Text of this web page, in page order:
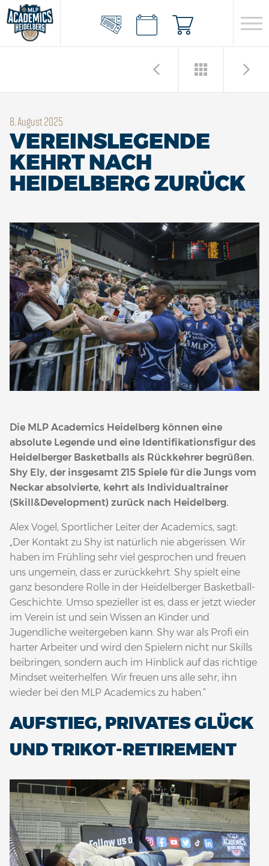
8. August 2025
VEREINSLEGENDE
KEHRT NACH
HEIDELBERG ZURÜCK
Die MLP Academics Heidelberg können eine
absolute Legende und eine Identifikationsfigur des
Heidelberger Basketballs als Rückkehrer begrüßen.
Shy Ely, der insgesamt 215 Spiele für die Jungs vom
Neckar absolvierte, kehrt als Individualtrainer
(Skill&Development) zurück nach Heidelberg.
Alex Vogel, Sportlicher Leiter der Academics, sagt:
„Der Kontakt zu Shy ist natürlich nie abgerissen. Wir
haben im Frühling sehr viel gesprochen und freuen
uns ungemein, dass er zurückkehrt. Shy spielt eine
ganz besondere Rolle in der Heidelberger Basketball-
Geschichte. Umso spezieller ist es, dass er jetzt wieder
im Verein ist und sein Wissen an Kinder und
Jugendliche weitergeben kann. Shy war als Profi ein
harter Arbeiter und wird den Spielern nicht nur Skills
beibringen, sondern auch im Hinblick auf das richtige
Mindset weiterhelfen. Wir freuen uns alle sehr, ihn
wieder bei den MLP Academics zu haben.“
AUFSTIEG, PRIVATES GLÜCK
UND TRIKOT-RETIREMENT